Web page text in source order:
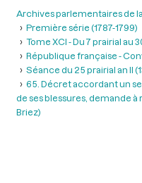
Archives parlementaires de
Première série (1787-1799)
Tome XCI - Du 7 prairial au
République française -
Séance du 25 prairial an II
65. Décret accordant un
de ses blessures, demande
Briez)